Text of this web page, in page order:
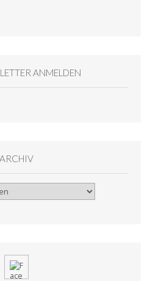
ANMELDEN
ARCHIV